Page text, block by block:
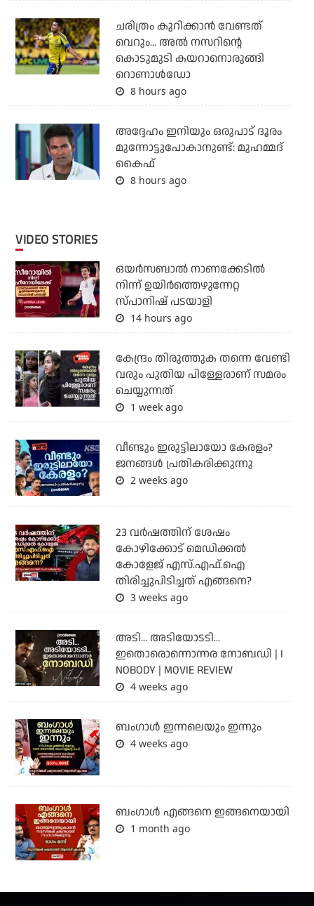
ചരിത്രം കുറിക്കാന്‍ വേണ്ടത്
വെറും... അല്‍ നസറിന്റെ
കൊടുമുടി കയറാനൊരുങ്ങി
റൊണാള്‍ഡോ
8 hours ago
അദ്ദേഹം ഇനിയും ഒരുപാട് ദൂരം
മുന്നോട്ടുപോകാനുണ്ട്: മുഹമ്മദ്
കൈഫ്
8 hours ago
VIDEO STORIES
ഒയര്‍സബാൽ നാണക്കേടിൽ
നിന്ന് ഉയിർത്തെഴുന്നേറ്റ
സ്പാനിഷ് പടയാളി
14 hours ago
കേന്ദ്രം തിരുത്തുക തന്നെ വേണ്ടി
വരും പുതിയ പിള്ളേരാണ് സമരം
ചെയ്യുന്നത്
1 week ago
വീണ്ടും ഇരുട്ടിലായോ കേരളം?
ജനങ്ങൾ പ്രതികരിക്കുന്നു
2 weeks ago
23 വർഷത്തിന് ശേഷം
കോഴിക്കോട് മെഡിക്കൽ
കോളേജ് എസ്.എഫ്.ഐ
തിരിച്ചുപിടിച്ചത് എങ്ങനെ?
3 weeks ago
അടി... അടിയോടടി...
ഇതൊരൊന്നൊന്നര നോബഡി | I
NOBODY | MOVIE REVIEW
4 weeks ago
ബംഗാള്‍ ഇന്നലെയും ഇന്നും
4 weeks ago
ബം​ഗാൾ എങ്ങനെ ഇങ്ങനെയായി
1 month ago